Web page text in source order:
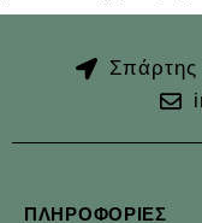
Σπάρτης
ΠΛΗΡΟΦΟΡΊΕΣ